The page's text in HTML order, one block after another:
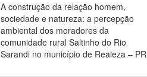
A construção da relação homem,
sociedade e natureza: a percepção
ambiental dos moradores da
comunidade rural Saltinho do Rio
Sarandi no município de Realeza – PR